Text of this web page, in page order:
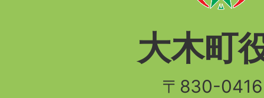
大木町
〒830-